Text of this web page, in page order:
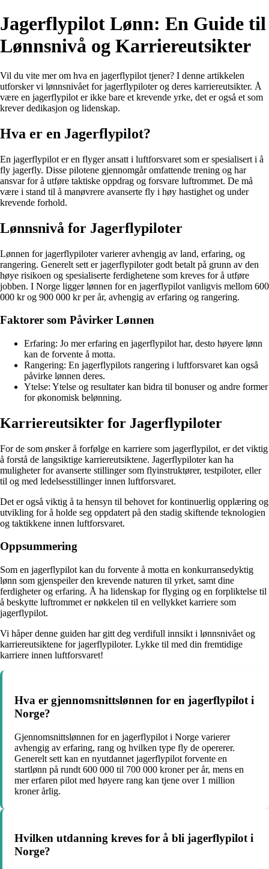
Jagerflypilot Lønn: En Guide til
Lønnsnivå og Karriereutsikter
Vil du vite mer om hva en jagerflypilot tjener? I denne artikkelen
utforsker vi lønnsnivået for jagerflypiloter og deres karriereutsikter. Å
være en jagerflypilot er ikke bare et krevende yrke, det er også et som
krever dedikasjon og lidenskap.
Hva er en Jagerflypilot?
En jagerflypilot er en flyger ansatt i luftforsvaret som er spesialisert i å
fly jagerfly. Disse pilotene gjennomgår omfattende trening og har
ansvar for å utføre taktiske oppdrag og forsvare luftrommet. De må
være i stand til å manøvrere avanserte fly i høy hastighet og under
krevende forhold.
Lønnsnivå for Jagerflypiloter
Lønnen for jagerflypiloter varierer avhengig av land, erfaring, og
rangering. Generelt sett er jagerflypiloter godt betalt på grunn av den
høye risikoen og spesialiserte ferdighetene som kreves for å utføre
jobben. I Norge ligger lønnen for en jagerflypilot vanligvis mellom 600
000 kr og 900 000 kr per år, avhengig av erfaring og rangering.
Faktorer som Påvirker Lønnen
Erfaring: Jo mer erfaring en jagerflypilot har, desto høyere lønn
kan de forvente å motta.
Rangering: En jagerflypilots rangering i luftforsvaret kan også
påvirke lønnen deres.
Ytelse: Ytelse og resultater kan bidra til bonuser og andre former
for økonomisk belønning.
Karriereutsikter for Jagerflypiloter
For de som ønsker å forfølge en karriere som jagerflypilot, er det viktig
å forstå de langsiktige karriereutsiktene. Jagerflypiloter kan ha
muligheter for avanserte stillinger som flyinstruktører, testpiloter, eller
til og med ledelsesstillinger innen luftforsvaret.
Det er også viktig å ta hensyn til behovet for kontinuerlig opplæring og
utvikling for å holde seg oppdatert på den stadig skiftende teknologien
og taktikkene innen luftforsvaret.
Oppsummering
Som en jagerflypilot kan du forvente å motta en konkurransedyktig
lønn som gjenspeiler den krevende naturen til yrket, samt dine
ferdigheter og erfaring. Å ha lidenskap for flyging og en forpliktelse til
å beskytte luftrommet er nøkkelen til en vellykket karriere som
jagerflypilot.
Vi håper denne guiden har gitt deg verdifull innsikt i lønnsnivået og
karriereutsiktene for jagerflypiloter. Lykke til med din fremtidige
karriere innen luftforsvaret!
Hva er gjennomsnittslønnen for en jagerflypilot i
Norge?
Gjennomsnittslønnen for en jagerflypilot i Norge varierer
avhengig av erfaring, rang og hvilken type fly de opererer.
Generelt sett kan en nyutdannet jagerflypilot forvente en
startlønn på rundt 600 000 til 700 000 kroner per år, mens en
mer erfaren pilot med høyere rang kan tjene over 1 million
kroner årlig.
Hvilken utdanning kreves for å bli jagerflypilot i
Norge?